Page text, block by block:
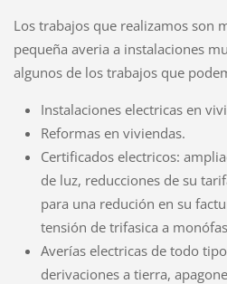
Los trabajos que realizamos son
pequeña averia a instalaciones
algunos de los trabajos que
Instalaciones electricas en
Reformas en viviendas.
Certificados electricos:
de luz, reducciones de su
para una redución en su
tensión de trifasica a
Averías electricas de todo
derivaciones a tierra,